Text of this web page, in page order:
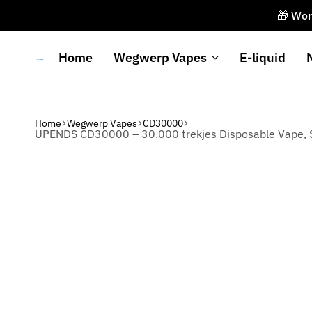
🎁
Home Wegwerp Vapes E-liquid
Home Wegwerp Vapes CD30000
UPENDS CD30000 – 30.000 trekjes Disposable Vape,